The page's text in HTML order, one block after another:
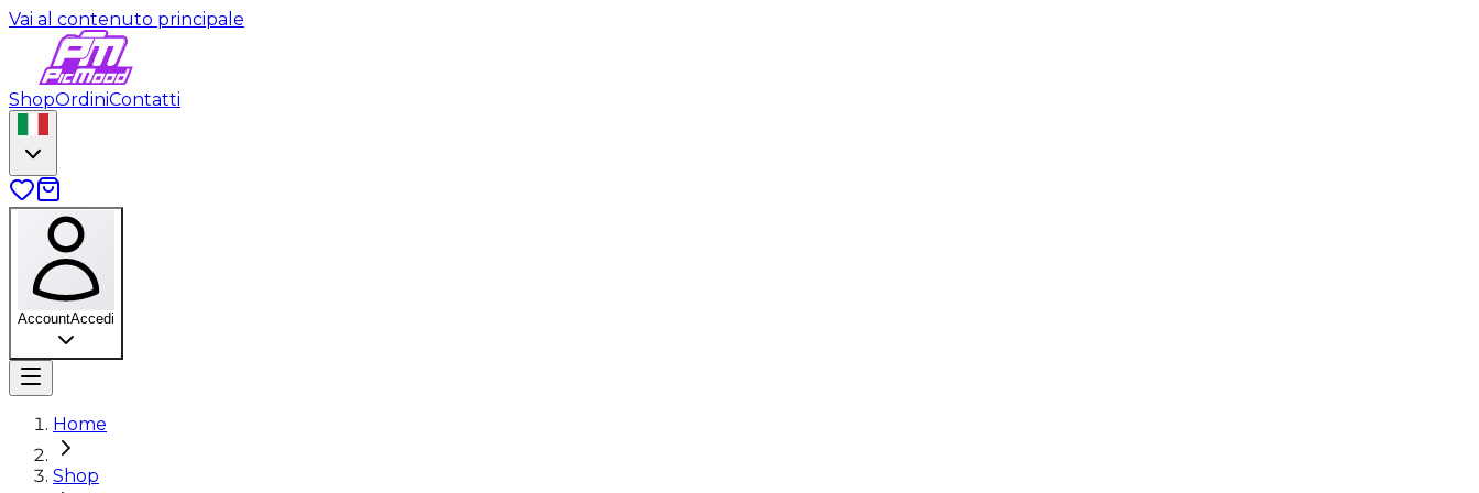
Vai al contenuto principale
ShopOrdiniContatti
AccountAccedi
Home
Shop